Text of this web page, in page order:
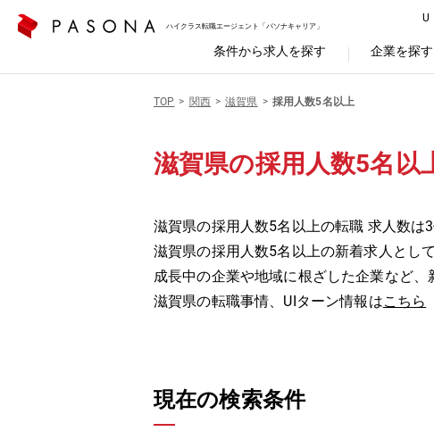
ハイクラス転職エージェント「パソナキャリア」
U
条件から求人を探す 企業を探す
TOP 関西 滋賀県 採用人数5名以上
滋賀県の採用人数5名以
滋賀県の採用人数5名以上の転職 求人数は3
滋賀県の採用人数5名以上の新着求人とし
成長中の企業や地域に根ざした企業など、
滋賀県の転職事情、UIターン情報はこちら
現在の検索条件